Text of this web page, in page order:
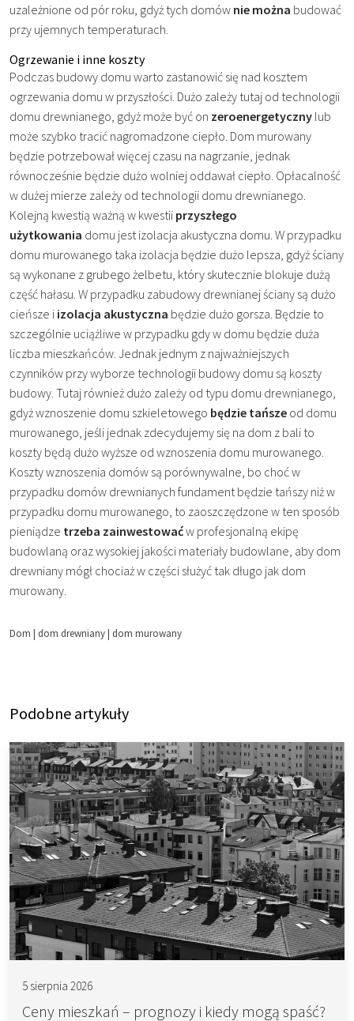
uzależnione od pór roku, gdyż tych domów nie można budować
przy ujemnych temperaturach.
Ogrzewanie i inne koszty
Podczas budowy domu warto zastanowić się nad kosztem
ogrzewania domu w przyszłości. Dużo zależy tutaj od technologii
domu drewnianego, gdyż może być on zeroenergetyczny lub
może szybko tracić nagromadzone ciepło. Dom murowany
będzie potrzebował więcej czasu na nagrzanie, jednak
równocześnie będzie dużo wolniej oddawał ciepło. Opłacalność
w dużej mierze zależy od technologii domu drewnianego.
Kolejną kwestią ważną w kwestii przyszłego
użytkowania domu jest izolacja akustyczna domu. W przypadku
domu murowanego taka izolacja będzie dużo lepsza, gdyż ściany
są wykonane z grubego żelbetu, który skutecznie blokuje dużą
część hałasu. W przypadku zabudowy drewnianej ściany są dużo
cieńsze i izolacja akustyczna będzie dużo gorsza. Będzie to
szczególnie uciążliwe w przypadku gdy w domu będzie duża
liczba mieszkańców. Jednak jednym z najważniejszych
czynników przy wyborze technologii budowy domu są koszty
budowy. Tutaj również dużo zależy od typu domu drewnianego,
gdyż wznoszenie domu szkieletowego będzie tańsze od domu
murowanego, jeśli jednak zdecydujemy się na dom z bali to
koszty będą dużo wyższe od wznoszenia domu murowanego.
Koszty wznoszenia domów są porównywalne, bo choć w
przypadku domów drewnianych fundament będzie tańszy niż w
przypadku domu murowanego, to zaoszczędzone w ten sposób
pieniądze trzeba zainwestowaćw profesjonalną ekipę
budowlaną oraz wysokiej jakości materiały budowlane, aby dom
drewniany mógł chociaż w części służyć tak długo jak dom
murowany.
Dom | dom drewniany| dom murowany
Podobne artykuły
5 sierpnia 2026
Ceny mieszkań – prognozy i kiedy mogą spaść?